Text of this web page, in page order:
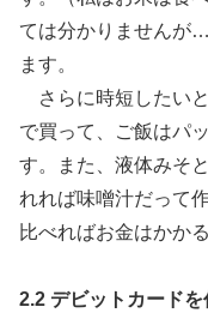
ては分かりませんが
ます。
さらに時短したい
で買って、ご飯はパ
す。また、液体みそ
れれば味噌汁だって
比べればお金はかか
2.2 デビットカード